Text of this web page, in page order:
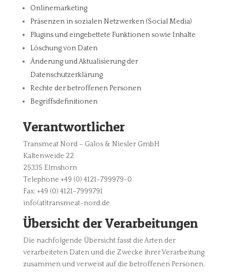
Onlinemarketing
Präsenzen in sozialen Netzwerken (Social Media)
Plugins und eingebettete Funktionen sowie Inhalte
Löschung von Daten
Änderung und Aktualisierung der
Datenschutzerklärung
Rechte der betroffenen Personen
Begriffsdefinitionen
Verantwortlicher
Transmeat Nord – Galos & Niesler GmbH
Kaltenweide 22
25335 Elmshorn
Telephone +49 (0) 4121-799979-0
Fax: +49 (0) 4121-7999791
info(at)transmeat-nord.de
Übersicht der Verarbeitungen
Die nachfolgende Übersicht fasst die Arten der
verarbeiteten Daten und die Zwecke ihrer Verarbeitung
zusammen und verweist auf die betroffenen Personen.